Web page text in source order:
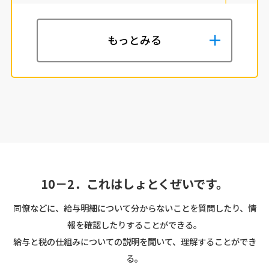
もっとみる
10－2．これはしょとくぜいです。
同僚などに、給与明細について分からないことを質問したり、情
報を確認したりすることができる。
給与と税の仕組みについての説明を聞いて、理解することができ
る。